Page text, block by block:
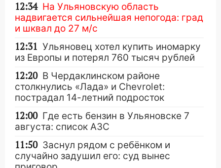
12:34 На Ульяновскую область
надвигается сильнейшая непогода: град
и шквал до 27 м/с
12:31 Ульяновец хотел купить иномарку
из Европы и потерял 760 тысяч рублей
12:20 В Чердаклинском районе
столкнулись «Лада» и Chevrolet:
пострадал 14-летний подросток
12:00 Где есть бензин в Ульяновске 7
августа: список АЗС
11:50 Заснул рядом с ребёнком и
случайно задушил его: суд вынес